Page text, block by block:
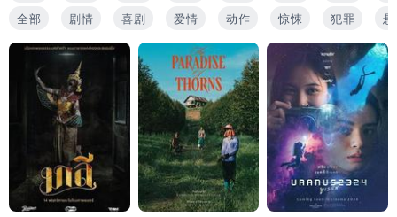
全部
剧情 喜剧 爱情 动作 惊悚 犯罪